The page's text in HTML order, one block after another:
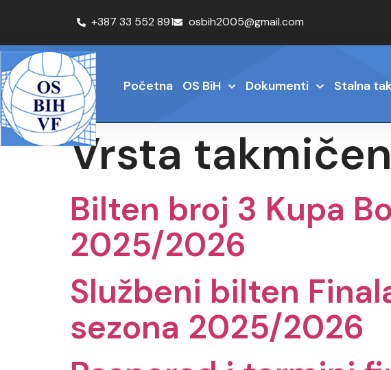
+387 33 552 891 osbih2005@gmail.com
Početna OS BiH Dokumenti Stalna
Vrsta
Bilten broj 3 Kupa
2025/2026
Službeni bilten
sezona 2025/2026